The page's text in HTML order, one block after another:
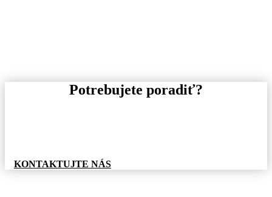
Potrebujete poradiť?
KONTAKTUJTE NÁS